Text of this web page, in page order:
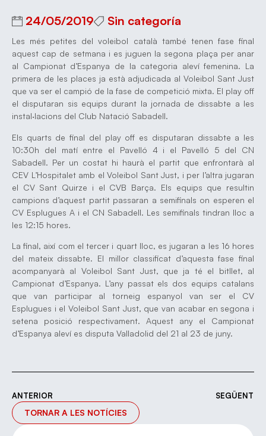
24/05/2019 Sin categoría
Les més petites del voleibol català també tenen fase final
aquest cap de setmana i es juguen la segona plaça per anar
al Campionat d’Espanya de la categoria aleví femenina. La
primera de les places ja està adjudicada al Voleibol Sant Just
que va ser el campió de la fase de competició mixta. El play off
el disputaran sis equips durant la jornada de dissabte a les
instal·lacions del Club Natació Sabadell.
Els quarts de final del play off es disputaran dissabte a les
10:30h del matí entre el Pavelló 4 i el Pavelló 5 del CN
Sabadell. Per un costat hi haurà el partit que enfrontarà al
CEV L’Hospitalet amb el Voleibol Sant Just, i per l’altra jugaran
el CV Sant Quirze i el CVB Barça. Els equips que resultin
campions d’aquest partit passaran a semifinals on esperen el
CV Esplugues A i el CN Sabadell. Les semifinals tindran lloc a
les 12:15 hores.
La final, així com el tercer i quart lloc, es jugaran a les 16 hores
del mateix dissabte. El millor classificat d’aquesta fase final
acompanyarà al Voleibol Sant Just, que ja té el bitllet, al
Campionat d’Espanya. L’any passat els dos equips catalans
que van participar al torneig espanyol van ser el CV
Esplugues i el Voleibol Sant Just, que van acabar en segona i
setena posició respectivament. Aquest any el Campionat
d’Espanya aleví es disputa Valladolid del 21 al 23 de juny.
ANTERIOR SEGÜENT
TORNAR A LES NOTÍCIES